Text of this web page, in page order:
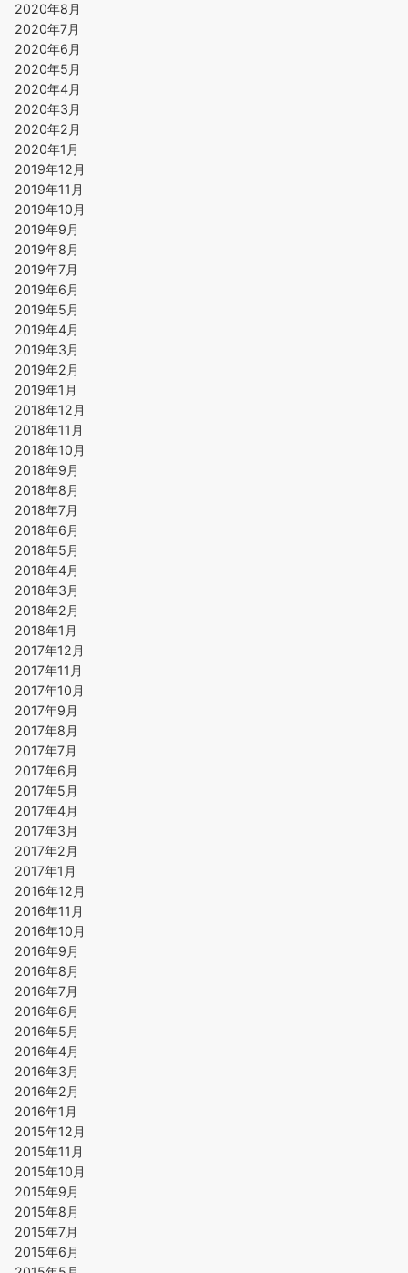
2020年8月
2020年7月
2020年6月
2020年5月
2020年4月
2020年3月
2020年2月
2020年1月
2019年12月
2019年11月
2019年10月
2019年9月
2019年8月
2019年7月
2019年6月
2019年5月
2019年4月
2019年3月
2019年2月
2019年1月
2018年12月
2018年11月
2018年10月
2018年9月
2018年8月
2018年7月
2018年6月
2018年5月
2018年4月
2018年3月
2018年2月
2018年1月
2017年12月
2017年11月
2017年10月
2017年9月
2017年8月
2017年7月
2017年6月
2017年5月
2017年4月
2017年3月
2017年2月
2017年1月
2016年12月
2016年11月
2016年10月
2016年9月
2016年8月
2016年7月
2016年6月
2016年5月
2016年4月
2016年3月
2016年2月
2016年1月
2015年12月
2015年11月
2015年10月
2015年9月
2015年8月
2015年7月
2015年6月